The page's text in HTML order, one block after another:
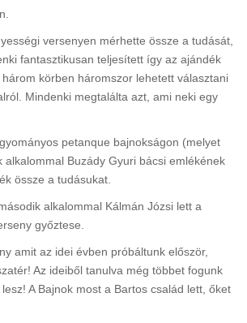
versenyen mérhette össze a tudását,
fantasztikusan teljesített így az ajándék
körben háromszor lehetett választani
Mindenki megtalálta azt, ami neki egy
petanque bajnokságon (melyet
alkalommal Buzády Gyuri bácsi emlékének
össze a tudásukat.
alkalommal Kálmán Józsi lett a
győztese.
amit az idei évben próbáltunk először,
Az ideiből tanulva még többet fogunk
A Bajnok most a Bartos család lett, őket